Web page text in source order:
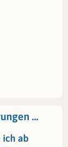
…
ich ab